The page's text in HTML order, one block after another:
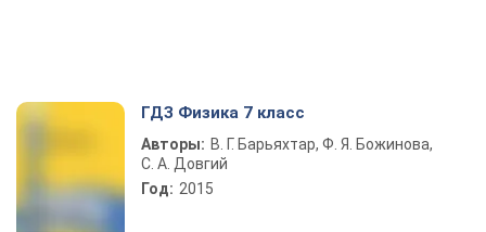
ГДЗ Физика 7 класс
Авторы: В. Г. Барьяхтар, Ф. Я. Божинова,
С. А. Довгий
Год: 2015